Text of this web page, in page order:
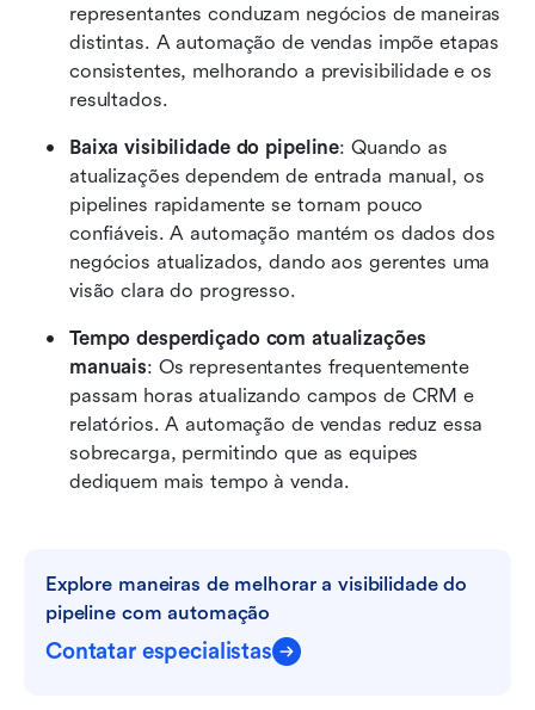
representantes conduzam negócios de maneiras
distintas. A automação de vendas impõe etapas
consistentes, melhorando a previsibilidade e os
resultados.
Baixa visibilidade do pipeline: Quando as
atualizações dependem de entrada manual, os
pipelines rapidamente se tornam pouco
confiáveis. A automação mantém os dados dos
negócios atualizados, dando aos gerentes uma
visão clara do progresso.
Tempo desperdiçado com atualizações
manuais: Os representantes frequentemente
passam horas atualizando campos de CRM e
relatórios. A automação de vendas reduz essa
sobrecarga, permitindo que as equipes
dediquem mais tempo à venda.
Explore maneiras de melhorar a visibilidade do
pipeline com automação
Contatar especialistas